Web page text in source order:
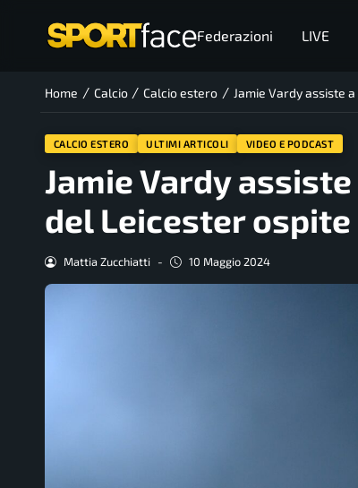
Federazioni LIVE
Home / Calcio / Calcio estero / Jamie Vardy assiste
CALCIO ESTERO ULTIMI ARTICOLI VIDEO E PODCAST
Jamie Vardy
del Leicester ospite
Mattia Zucchiatti - 10 Maggio 2024